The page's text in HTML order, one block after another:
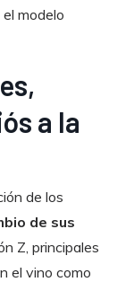
modelo
a la
de los
de sus
Z, principales
el vino como